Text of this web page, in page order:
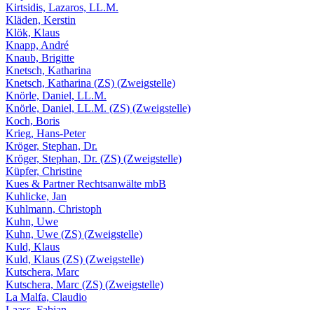
Kirtsidis, Lazaros, LL.M.
Kläden, Kerstin
Klök, Klaus
Knapp, André
Knaub, Brigitte
Knetsch, Katharina
Knetsch, Katharina (ZS) (Zweigstelle)
Knörle, Daniel, LL.M.
Knörle, Daniel, LL.M. (ZS) (Zweigstelle)
Koch, Boris
Krieg, Hans-Peter
Kröger, Stephan, Dr.
Kröger, Stephan, Dr. (ZS) (Zweigstelle)
Küpfer, Christine
Kues & Partner Rechtsanwälte mbB
Kuhlicke, Jan
Kuhlmann, Christoph
Kuhn, Uwe
Kuhn, Uwe (ZS) (Zweigstelle)
Kuld, Klaus
Kuld, Klaus (ZS) (Zweigstelle)
Kutschera, Marc
Kutschera, Marc (ZS) (Zweigstelle)
La Malfa, Claudio